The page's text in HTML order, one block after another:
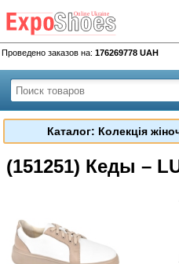
Проведено заказов на: 176269778 UAH
Каталог: Колекція
(151251) Кеды –